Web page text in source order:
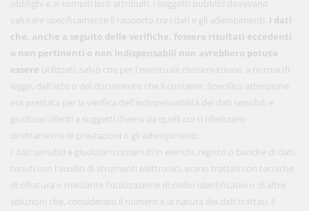
obblighi e ai compiti loro attribuiti, i soggetti pubblici dovevano
valutare specificamente il rapporto tra i dati e gli adempimenti. I dati
che, anche a seguito delle verifiche, fossero risultati eccedenti
o non pertinenti o non indispensabili non avrebbero potuto
essere utilizzati, salvo che per l'eventuale conservazione, a norma di
legge, dell'atto o del documento che li contiene. Specifica attenzione
era prestata per la verifica dell'indispensabilità dei dati sensibili e
giudiziari riferiti a soggetti diversi da quelli cui si riferissero
direttamente le prestazioni o gli adempimenti.
I dati sensibili e giudiziari contenuti in elenchi, registri o banche di dati,
tenuti con l'ausilio di strumenti elettronici, erano trattati con tecniche
di cifratura o mediante l'utilizzazione di codici identificativi o di altre
soluzioni che, considerato il numero e la natura dei dati trattati, li